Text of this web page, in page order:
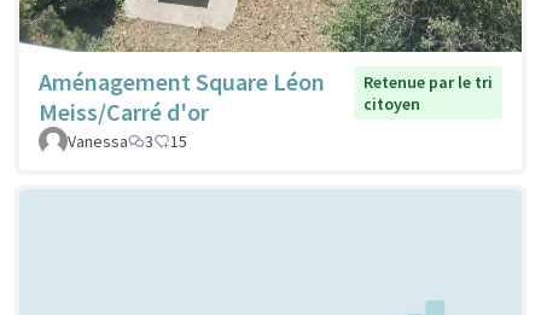
Aménagement Square Léon
Meiss/Carré d'or
Retenue par le tri
citoyen
Vanessa
3 15